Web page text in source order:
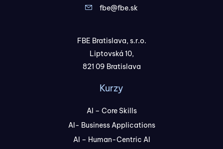
fbe@fbe.sk
FBE Bratislava, s.r.o.
Liptovská 10,
821 09 Bratislava
Kurzy
AI – Core Skills
AI- Business Applications
AI – Human-Centric AI